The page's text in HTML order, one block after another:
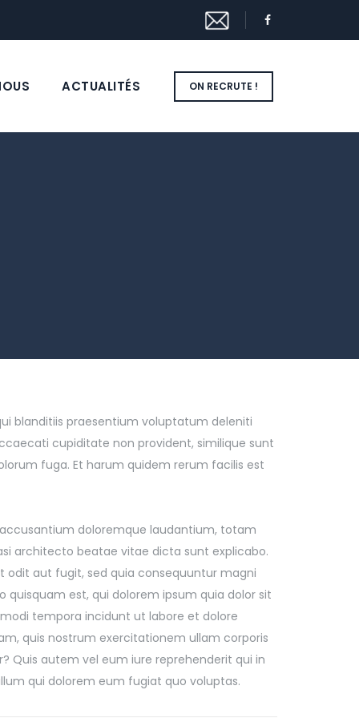
ON RECRUTE !
ACTUALITÉS
blanditiis praesentium voluptatum deleniti
cupiditate non provident, similique sunt
fuga. Et harum quidem rerum facilis est
doloremque laudantium, totam
architecto beatae vitae dicta sunt explicabo.
aut fugit, sed quia consequuntur magni
quisquam est, qui dolorem ipsum quia dolor sit
tempora incidunt ut labore et dolore
quis nostrum exercitationem ullam corporis
Quis autem vel eum iure reprehenderit qui in
qui dolorem eum fugiat quo voluptas.